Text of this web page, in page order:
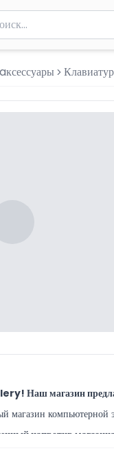
товаров
минимум 2
Наш магазин
компьютерной
напротив